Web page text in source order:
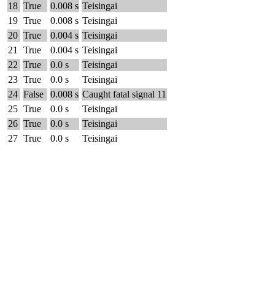
18 True 0.008 s Teisingai
19 True 0.008 s Teisingai
20 True 0.004 s Teisingai
21
True 0.004 s Teisingai
22 True 0.0 s
Teisingai
23 True 0.0 s
Teisingai
24 False 0.008 s Caught fatal signal 11
25 True 0.0 s
Teisingai
26 True 0.0 s
Teisingai
27 True 0.0 s Teisingai